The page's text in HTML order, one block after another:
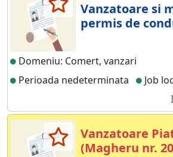
Vanzatoare si
permis de
Domeniu: Comert, vanzari
Perioada nedeterminata
Job
Vanzatoare
(Magheru nr.